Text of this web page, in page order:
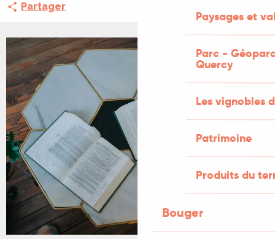
Paysages et
Parc -
Quercy
Les vignobles
Patrimoine
Produits du
Bouger
Partager